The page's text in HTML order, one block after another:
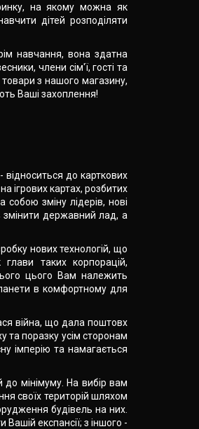
на якому можна як
дітей розподіляти
навчання, вона здатна
члени сім'ї, гості та
товари з нашого магазину,
Ваші захоплення!
- відноситься до карткових
на ігрових картах, розбитих
зміну лідерів, нові
змінити державний лад, а
нових технологій, що
таких корпорацій,
цього Вам належить
в комфортному для
війна, що дала поштовх
та поразку усім сторонам
імперію та намагається
до мінімуму. На вибір вам
своїх територій шляхом
будівель на них.
експансії; з іншого -